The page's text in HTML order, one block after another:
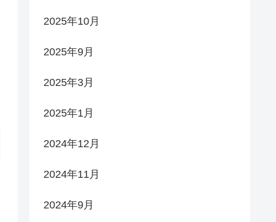
2025年10月
2025年9月
2025年3月
2025年1月
2024年12月
2024年11月
2024年9月